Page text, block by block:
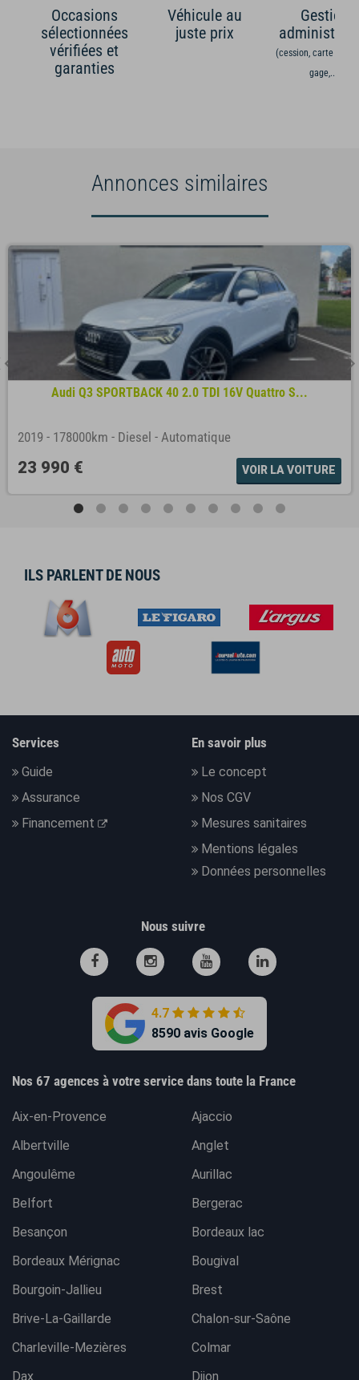
Occasions
sélectionnées
vérifiées et
garanties
Véhicule au
juste prix
Gestion
(cession, carte grise,
gage,...)
Annonces similaires
Audi Q3 SPORTBACK 40 2.0 TDI 16V Quattro S...
2019 - 178000km - Diesel - Automatique
23 990 € VOIR LA VOITURE
ILS PARLENT DE NOUS
Services
Guide
Assurance
Financement
En savoir plus
Le concept
Nos CGV
Mesures sanitaires
Mentions légales
Données personnelles
Nous suivre
4.7
8590 avis Google
Nos 67 agences à votre service dans toute la France
Aix-en-Provence
Ajaccio
Albertville
Anglet
Angoulême
Aurillac
Belfort
Bergerac
Besançon
Bordeaux lac
Bordeaux Mérignac
Bougival
Bourgoin-Jallieu
Brest
Brive-La-Gaillarde
Chalon-sur-Saône
Charleville-Mezières
Colmar
Dax
Dijon